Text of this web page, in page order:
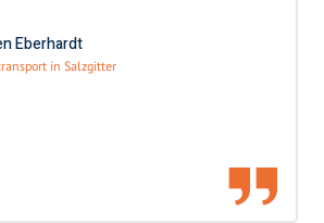
Eberhardt
in Salzgitter